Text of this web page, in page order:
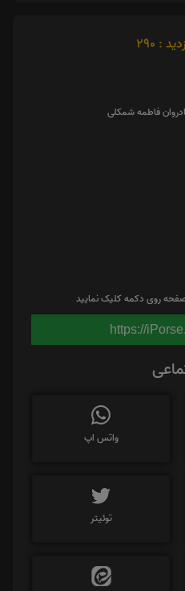
: 290
روی دکمه کلیک نمایید
https://
واتس اپ
توئیتر